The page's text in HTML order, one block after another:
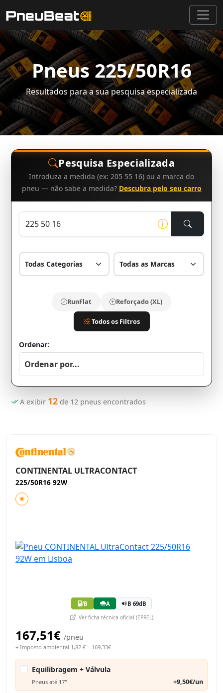
Pneus 225/50R16
Resultados para a sua pesquisa especializada
Pesquisa Especializada
Introduza a medida (ex: 205 55 16) ou a marca do
pneu — não sabe a medida? Descubra pelo seu carro
RunFlat Reforçado (XL)
Todos os Filtros
Ordenar:
A exibir 12 de 12 pneus encontrados
CONTINENTAL ULTRACONTACT
225/50R16 92W
B A B 69dB
Ver ficha técnica oficial (EPREL)
167,51€ /pneu
+ Imposto ambiental 1,82 € = 169,33€
Equilibragem + Válvula
Pneus até 17" +9,50€/un